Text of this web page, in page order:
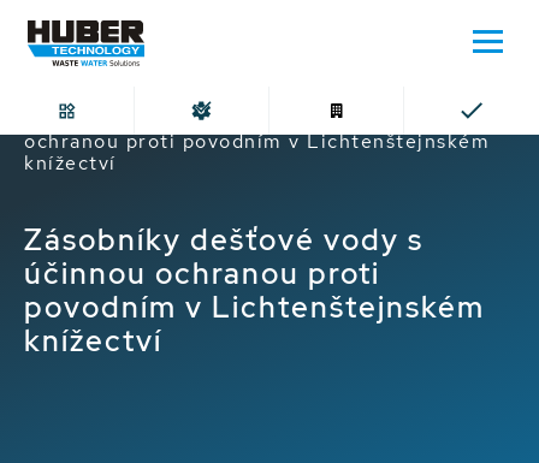
Domů
Zásobníky dešťové vody s účinnou
ochranou proti povodním v Lichtenštejnském
knížectví
Zásobníky dešťové vody s
účinnou ochranou proti
povodním v Lichtenštejnském
knížectví